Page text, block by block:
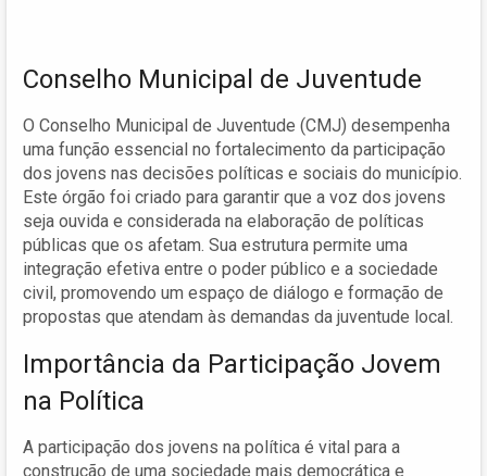
Conselho Municipal de Juventude
O Conselho Municipal de Juventude (CMJ) desempenha
uma função essencial no fortalecimento da participação
dos jovens nas decisões políticas e sociais do município.
Este órgão foi criado para garantir que a voz dos jovens
seja ouvida e considerada na elaboração de políticas
públicas que os afetam. Sua estrutura permite uma
integração efetiva entre o poder público e a sociedade
civil, promovendo um espaço de diálogo e formação de
propostas que atendam às demandas da juventude local.
Importância da Participação Jovem
na Política
A participação dos jovens na política é vital para a
construção de uma sociedade mais democrática e